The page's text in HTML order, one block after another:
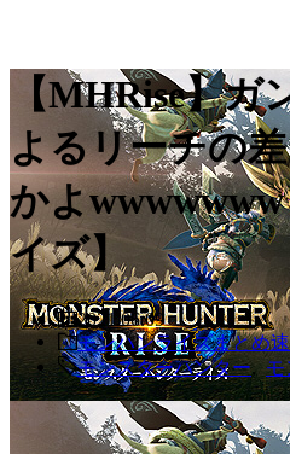
【MHRise】
よるリーチの
かよ
イズ】
2021.06.09
モンハンライズまとめ
モンスターハンター, モ